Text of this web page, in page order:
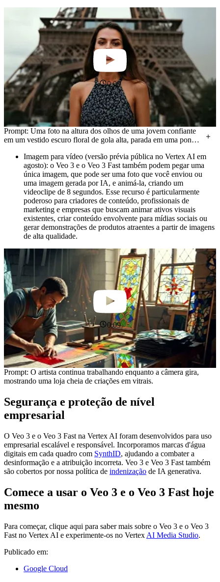
0:09
Prompt: Uma foto na altura dos olhos de uma jovem confiante
em um vestido escuro floral de gola alta, parada em uma ponte
Seus cabelos escuros e o tecido de seu vestido balançam
suavemente ao vento enquanto a luz muda sutilmente ao seu
redor. O zumbido distante do trânsito da cidade enche o ar. Ela
diz em voz alta: La confiance est mon accessoire préféré. Este
robe vient juste après.
Imagem para vídeo (versão prévia pública no Vertex AI em
agosto): o Veo 3 e o Veo 3 Fast também podem pegar uma
única imagem, que pode ser uma foto que você enviou ou
uma imagem gerada por IA, e animá-la, criando um
videoclipe de 8 segundos. Esse recurso é particularmente
poderoso para criadores de conteúdo, profissionais de
marketing e empresas que buscam animar ativos visuais
existentes, criar conteúdo envolvente para mídias sociais ou
gerar demonstrações de produtos atraentes a partir de imagens
de alta qualidade.
0:09
Prompt: O artista continua trabalhando enquanto a câmera gira,
mostrando uma loja cheia de criações em vitrais.
Segurança e proteção de nível
empresarial
O Veo 3 e o Veo 3 Fast na Vertex AI foram desenvolvidos para uso
empresarial escalável e responsável. Incorporamos marcas d'água
digitais em cada quadro com SynthID, ajudando a combater a
desinformação e a atribuição incorreta. Veo 3 e Veo 3 Fast também
são cobertos por nossa política de indenização de IA generativa.
Comece a usar o Veo 3 e o Veo 3 Fast hoje
mesmo
Para começar, clique aqui para saber mais sobre o Veo 3 e o Veo 3
Fast no Vertex AI e experimente-os no Vertex AI Media Studio.
Publicado em:
Google Cloud